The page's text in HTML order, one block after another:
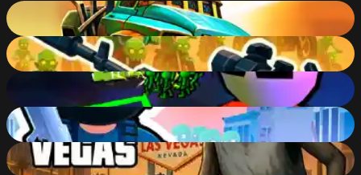
Dead Paradise
80
Zombie Road: Shooter with Destruction
84%
Zombies Idle Defense Tycoon
85
World Z Defense - Zombie Defense
78%
Granny GTA Vegas
81%